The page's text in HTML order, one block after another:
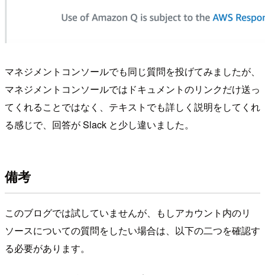
マネジメントコンソールでも同じ質問を投げてみましたが、
マネジメントコンソールではドキュメントのリンクだけ送っ
てくれることではなく、テキストでも詳しく説明をしてくれ
る感じで、回答が Slack と少し違いました。
備考
このブログでは試していませんが、もしアカウント内のリ
ソースについての質問をしたい場合は、以下の二つを確認す
る必要があります。